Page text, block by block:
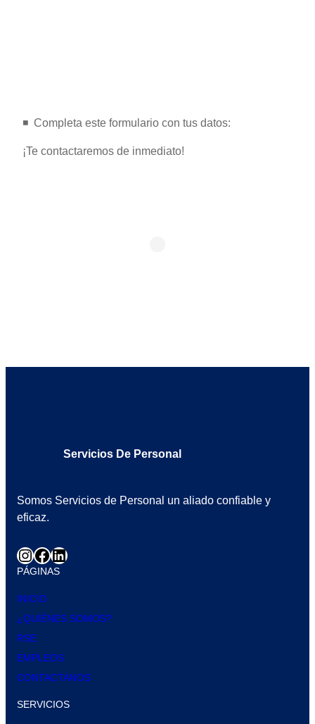
◾️ ️ Completa este formulario con tus datos:
¡Te contactaremos de inmediato!
Servicios De Personal
Somos Servicios de Personal un aliado confiable y
eficaz.
PÁGINAS
INICIO
¿QUIÉNES SOMOS?
RSE
EMPLEOS
CONTACTANOS
SERVICIOS